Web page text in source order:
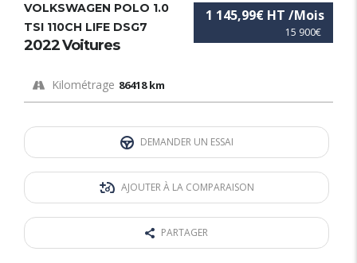
15 900€
1 145,99€ HT /Mois
VOLKSWAGEN POLO 1.0
TSI 110CH LIFE DSG7
2022 Voitures
Kilométrage 86418 km
DEMANDER UN ESSAI
AJOUTER À LA COMPARAISON
PARTAGER